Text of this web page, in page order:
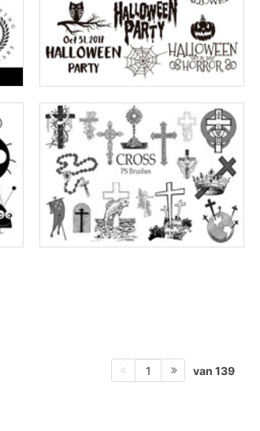
1 van 139